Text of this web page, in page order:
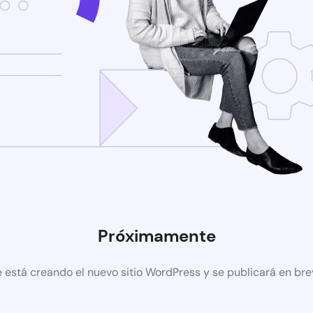
Próximamente
está creando el nuevo sitio WordPress y se publicará en